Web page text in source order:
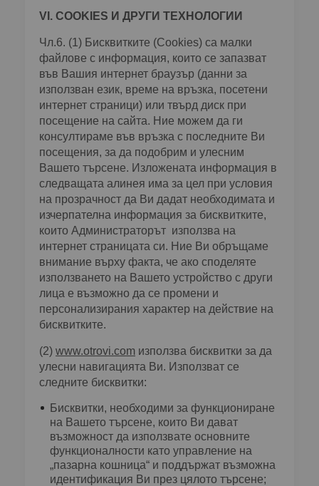
VІ. COOKIES И ДРУГИ ТЕХНОЛОГИИ
Чл.6. (1) Бисквитките (Cookies) са малки
файлове с информация, които се запазват
във Вашия интернет браузър (данни за
използван език, време на връзка, посетени
интернет страници) или твърд диск при
посещение на сайта. Ние можем да ги
консултираме във връзка с последните Ви
посещения, за да подобрим и улесним
Вашето търсене. Изложената информация в
следващата алинея има за цел при условия
на прозрачност да Ви дадат необходимата и
изчерпателна информация за бисквитките,
които Администраторът използва на
интернет страницата си. Ние Ви обръщаме
внимание върху факта, че ако споделяте
използването на Вашето устройство с други
лица е възможно да се промени и
персонализирания характер на действие на
бисквитките.
(2) www.otrovi.com използва бисквитки за да
улесни навигацията Ви. Използват се
следните бисквитки:
Бисквитки, необходими за функциониране
на Вашето търсене, които Ви дават
възможност да използвате основните
функционалности като управление на
„пазарна кошница“ и поддържат възможна
идентификация Ви през цялото търсене;